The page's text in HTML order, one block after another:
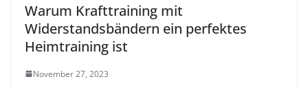
Warum Krafttraining mit
Widerstandsbändern ein perfektes
Heimtraining ist
November 27, 2023